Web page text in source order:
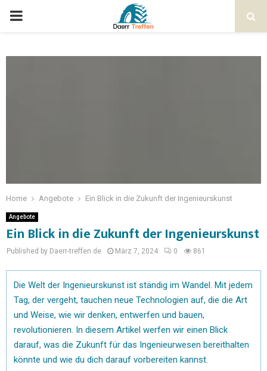
Home Angebote Ein Blick in die Zukunft der Ingenieurskunst
Angebote
Ein Blick in die Zukunft der Ingenieurskunst
Published by Daerr-treffen.de März 7, 2024 0 861
Die Welt der Ingenieurskunst ist ständig im Wandel. Mit jedem
Tag, der vergeht, tauchen neue Technologien auf, die die Art
und Weise, wie wir denken, entwerfen und bauen,
revolutionieren. In diesem Artikel werfen wir einen Blick
darauf, was die Zukunft für das Ingenieurwesen bereithalten
könnte und wie du dich darauf vorbereiten kannst.